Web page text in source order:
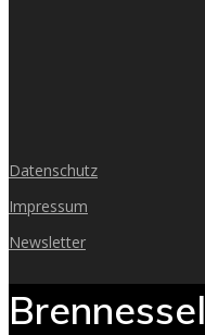
Datenschutz
Impressum
Newsletter
Brennessel